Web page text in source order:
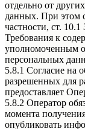
отдельно от
данных. При этом
частности, ст.
Требования к
уполномоченным
персональных
5.8.1 Согласие на
разрешенных для
предоставляет
5.8.2 Оператор
момента
опубликовать